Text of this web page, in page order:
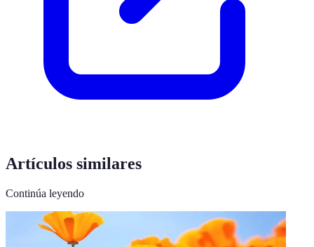
Artículos similares
Continúa leyendo